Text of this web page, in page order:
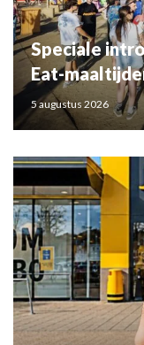
Speciale
Eat-
5 augustus 2026